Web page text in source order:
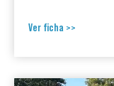
Ver ficha >>